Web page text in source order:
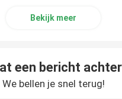
en Stutassemblage
Bekijk meer
een bericht achter
We bellen je snel terug!